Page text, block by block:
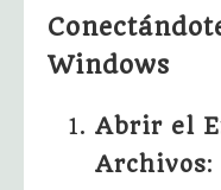
Windows
Abrir el
Archivos: